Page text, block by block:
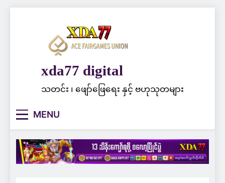
xda77 digital
သတင်း ၊ ဖျော်ဖြေရေး နှင့် ဗဟုသုတများ
MENU